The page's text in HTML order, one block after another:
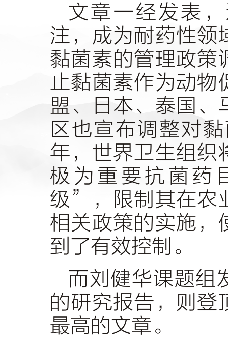
文章一经发表
注，成为耐药性领
黏菌素的管理政策
止黏菌素作为动物
盟、日本、泰国、
区也宣布调整对
年，世界卫生组织
极为重要抗菌药
级”，限制其在农
相关政策的实施，
到了有效控制。
而刘健华课题
的研究报告，则登
最高的文章。